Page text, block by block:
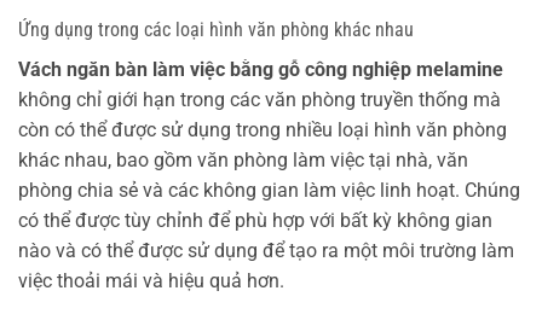
Ứng dụng trong các loại hình văn phòng khác nhau
Vách ngăn bàn làm việc bằng gỗ công nghiệp melamine
không chỉ giới hạn trong các văn phòng truyền thống mà
còn có thể được sử dụng trong nhiều loại hình văn phòng
khác nhau, bao gồm văn phòng làm việc tại nhà, văn
phòng chia sẻ và các không gian làm việc linh hoạt. Chúng
có thể được tùy chỉnh để phù hợp với bất kỳ không gian
nào và có thể được sử dụng để tạo ra một môi trường làm
việc thoải mái và hiệu quả hơn.